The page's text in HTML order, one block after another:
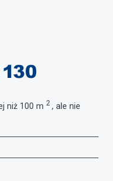
niż 100 m 2 , ale nie